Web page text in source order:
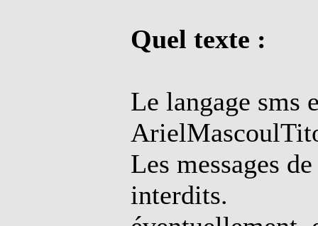
Quel texte :
Le langage sms
Les messages
interdits.